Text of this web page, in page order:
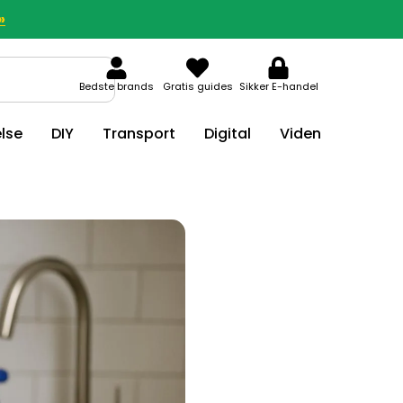
Bedste brands Gratis guides Sikker E-handel
DIY Transport Digital Viden